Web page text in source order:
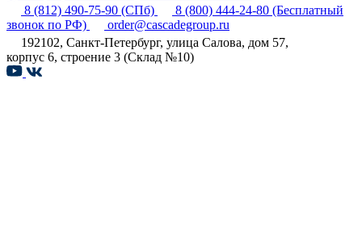
8 (812) 490-75-90 (СПб) 8 (800) 444-24-80 (Бесплатный
звонок по РФ)
order@cascadegroup.ru
192102, Санкт-Петербург, улица Салова, дом 57,
корпус 6, строение 3 (Склад №10)